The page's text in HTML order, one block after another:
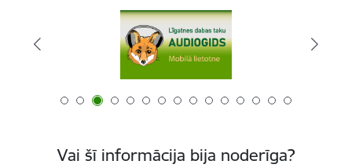
Vai šī informācija bija noderīga?